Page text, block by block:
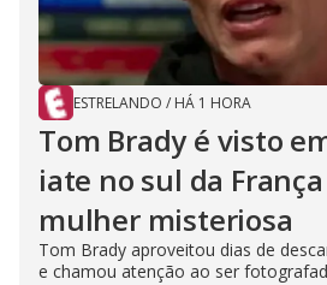
ESTRELANDO / HÁ 1 HORA
Tom Brady é visto
iate no sul da
mulher misteriosa
Tom Brady aproveitou dias de
e chamou atenção ao ser